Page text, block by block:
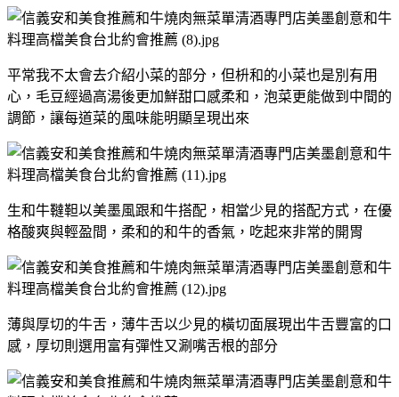
平常我不太會去介紹小菜的部分，但枡和的小菜也是別有用
心，毛豆經過高湯後更加鮮甜口感柔和，泡菜更能做到中間的
調節，讓每道菜的風味能明顯呈現出來
生和牛韃靼以美墨風跟和牛搭配，相當少見的搭配方式，在優
格酸爽與輕盈間，柔和的和牛的香氣，吃起來非常的開胃
薄與厚切的牛舌，薄牛舌以少見的橫切面展現出牛舌豐富的口
感，厚切則選用富有彈性又涮嘴舌根的部分